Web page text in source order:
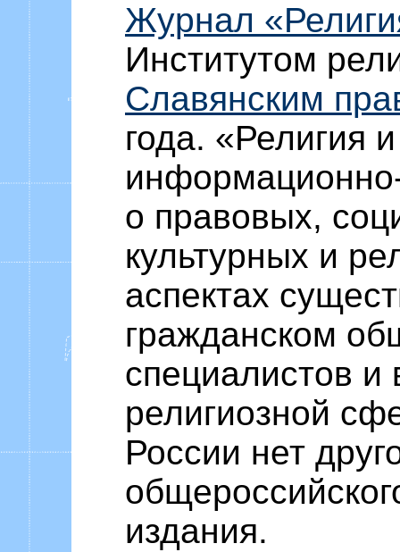
Журнал
Институтом
Славянским
года. «Религия
о правовых,
культурных и
аспектах
гражданском
специалистов и
религиозной
России нет
издания.